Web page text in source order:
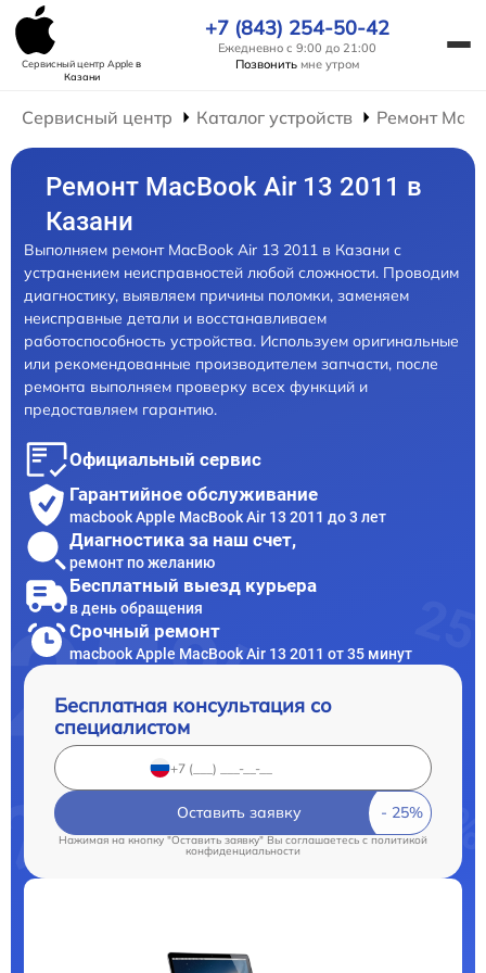
Сервисный центр Appleв
Казани
+7 (843) 254-50-42
Ежедневно с 9:00 до 21:00
Позвонить мне утром
Сервисный центр Каталог устройств Ремонт
Ремонт MacBook Air 13 2011 в
Казани
Выполняем ремонт MacBook Air 13 2011 в Казани с
устранением неисправностей любой сложности. Проводим
диагностику, выявляем причины поломки, заменяем
неисправные детали и восстанавливаем
работоспособность устройства. Используем оригинальные
или рекомендованные производителем запчасти, после
ремонта выполняем проверку всех функций и
предоставляем гарантию.
Официальный сервис
Гарантийное обслуживание
macbook Apple MacBook Air 13 2011 до 3 лет
Диагностика за наш счет,
ремонт по желанию
Бесплатный выезд курьера
в день обращения
Срочный ремонт
macbook Apple MacBook Air 13 2011 от 35 минут
Бесплатная консультация со
специалистом
Оставить заявку
Нажимая на кнопку "Оставить заявку" Вы соглашаетесь cполитикой
конфиденциальности